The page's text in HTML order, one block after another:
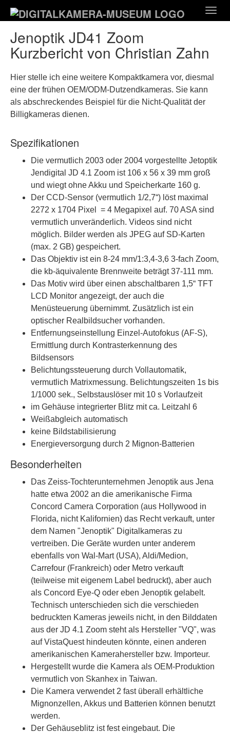
Hauptinhalt
Jenoptik JD41 Zoom
Kurzbericht von Christian Zahn
Hier stelle ich eine weitere Kompaktkamera vor, diesmal
eine der frühen OEM/ODM-Dutzendkameras. Sie kann
als abschreckendes Beispiel für die Nicht-Qualität der
Billigkameras dienen.
Spezifikationen
Die vermutlich 2003 oder 2004 vorgestellte Jetoptik
Jendigital JD 4.1 Zoom ist 106 x 56 x 39 mm groß
und wiegt ohne Akku und Speicherkarte 160 g.
Der CCD-Sensor (vermutlich 1/2,7“) löst maximal
2272 x 1704 Pixel = 4 Megapixel auf. 70 ASA sind
vermutlich unveränderlich. Videos sind nicht
möglich. Bilder werden als JPEG auf SD-Karten
(max. 2 GB) gespeichert.
Das Objektiv ist ein 8-24 mm/1:3,4-3,6 3-fach Zoom,
die kb-äquivalente Brennweite beträgt 37-111 mm.
Das Motiv wird über einen abschaltbaren 1,5“ TFT
LCD Monitor angezeigt, der auch die
Menüsteuerung übernimmt. Zusätzlich ist ein
optischer Realbildsucher vorhanden.
Entfernungseinstellung Einzel-Autofokus (AF-S),
Ermittlung durch Kontrasterkennung des
Bildsensors
Belichtungssteuerung durch Vollautomatik,
vermutlich Matrixmessung. Belichtungszeiten 1s bis
1/1000 sek., Selbstauslöser mit 10 s Vorlaufzeit
im Gehäuse integrierter Blitz mit ca. Leitzahl 6
Weißabgleich automatisch
keine Bildstabilisierung
Energieversorgung durch 2 Mignon-Batterien
Besonderheiten
Das Zeiss-Tochterunternehmen Jenoptik aus Jena
hatte etwa 2002 an die amerikanische Firma
Concord Camera Corporation (aus Hollywood in
Florida, nicht Kalifornien) das Recht verkauft, unter
dem Namen "Jenoptik" Digitalkameras zu
vertreiben. Die Geräte wurden unter anderem
ebenfalls von Wal-Mart (USA), Aldi/Medion,
Carrefour (Frankreich) oder Metro verkauft
(teilweise mit eigenem Label bedruckt), aber auch
als Concord Eye-Q oder eben Jenoptik gelabelt.
Technisch unterschieden sich die verschieden
bedruckten Kameras jeweils nicht, in den Bilddaten
aus der JD 4.1 Zoom steht als Hersteller "VQ", was
auf VistaQuest hindeuten könnte, einen anderen
amerikanischen Kamerahersteller bzw. Importeur.
Hergestellt wurde die Kamera als OEM-Produktion
vermutlich von Skanhex in Taiwan.
Die Kamera verwendet 2 fast überall erhältliche
Mignonzellen, Akkus und Batterien können benutzt
werden.
Der Gehäuseblitz ist fest eingebaut. Die